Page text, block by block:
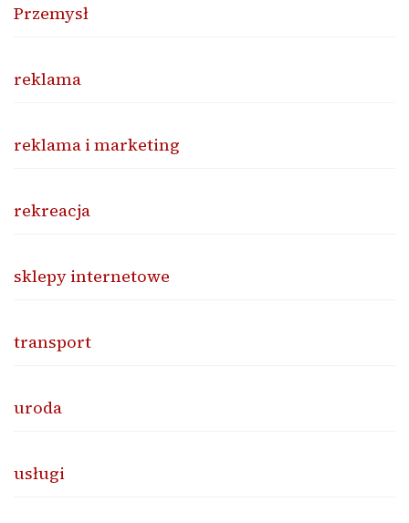
Przemysł
reklama
reklama i marketing
rekreacja
sklepy internetowe
transport
uroda
usługi